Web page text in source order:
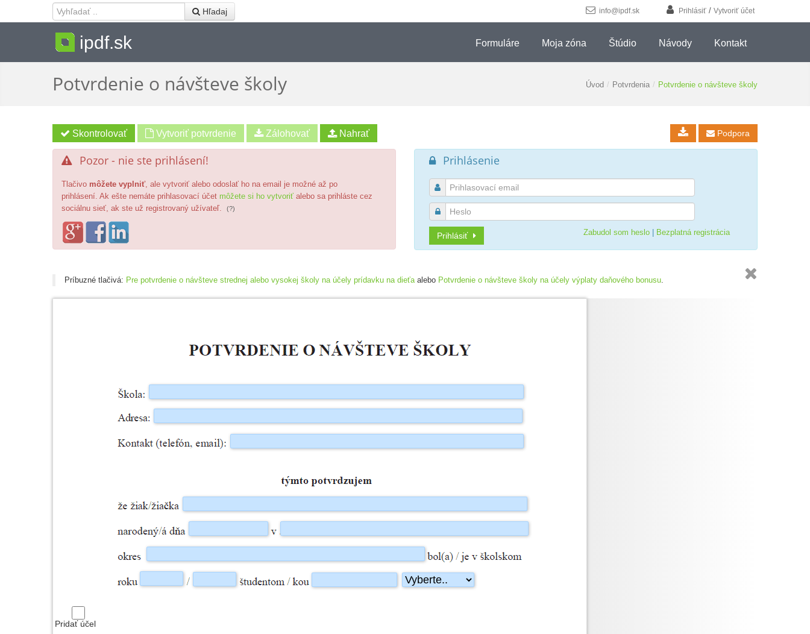
 Hľadaj info@ipdf.sk Prihlásiť/ Vytvoriť účet
ipdf.sk Formuláre Moja zóna Štúdio Návody Kontakt
Potvrdenie o návšteve školy Úvod / Potvrdenia / Potvrdenie o návšteve školy
Vytvoriť potvrdenie  Podpora
 Pozor - nie ste prihlásení!
Tlačivo môžete vyplniť, ale vytvoriť alebo odoslať ho na email je možné až po
prihlásení. Ak ešte nemáte prihlasovací účet môžete si ho vytvoriť alebo sa prihláste cez
sociálnu sieť, ak ste už registrovaný užívateľ.
(?)
 Prihlásenie


Prihlásiť Zabudol som heslo| Bezplatná registrácia

Príbuzné tlačivá: Pre potvrdenie o návšteve strednej alebo vysokej školy na účely prídavku na dieťaalebo Potvrdenie o návšteve školy na účely výplaty daňového bonusu.
Pridať účel